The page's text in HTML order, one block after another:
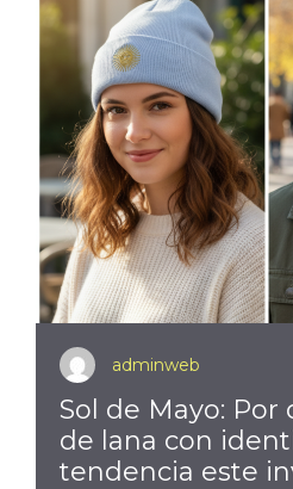
adminweb
Sol de Mayo:
de lana con
tendencia este